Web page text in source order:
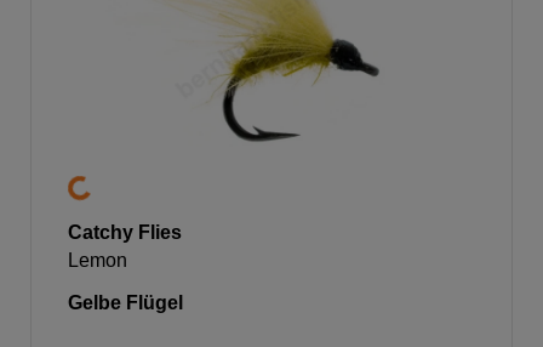
Catchy Flies
Lemon
Gelbe Flügel